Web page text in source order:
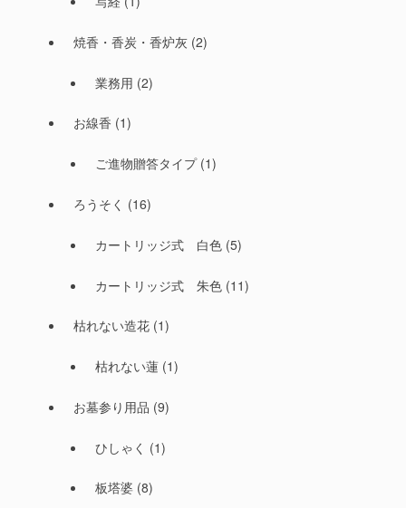
焼香・香炭・香炉灰 (2)
業務用 (2)
お線香 (1)
ご進物贈答タイプ(1)
ろうそく (16)
カートリッジ式 白色(5)
カートリッジ式 朱色(11)
枯れない造花 (1)
枯れない蓮(1)
お墓参り用品 (9)
ひしゃく (1)
板塔婆(8)